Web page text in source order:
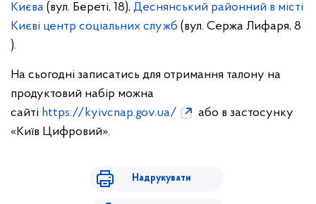
Києва (вул. Береті, 18), Деснянський районний в місті
Києві центр соціальних служб (вул. Сержа Лифаря, 8
).
На сьогодні записатись для отримання талону на
продуктовий набір можна
сайті https://kyivcnap.gov.ua/
або в застосунку
«Київ Цифровий».
Надрукувати